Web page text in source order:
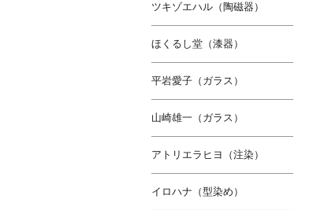
ツキゾエハル（陶磁器）
ほくるし堂（漆器）
平岩愛子（ガラス）
山崎雄一（ガラス）
アトリエラヒヨ（注染）
イロハナ（型染め）